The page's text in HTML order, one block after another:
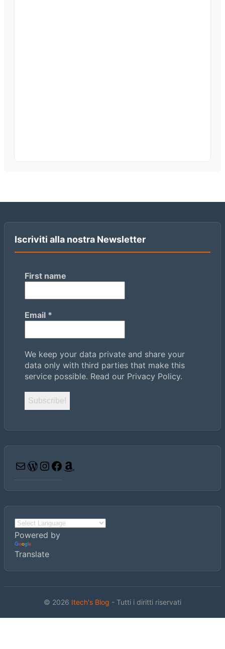
Iscriviti alla nostra Newsletter
First name
Email *
We keep your data private and share your
data only with third parties that make this
service possible. Read our Privacy Policy.
EmailWordPress
Instagram
Facebook
Powered by
Translate
© 2026 Itech's Blog - Tutti i diritti riservati